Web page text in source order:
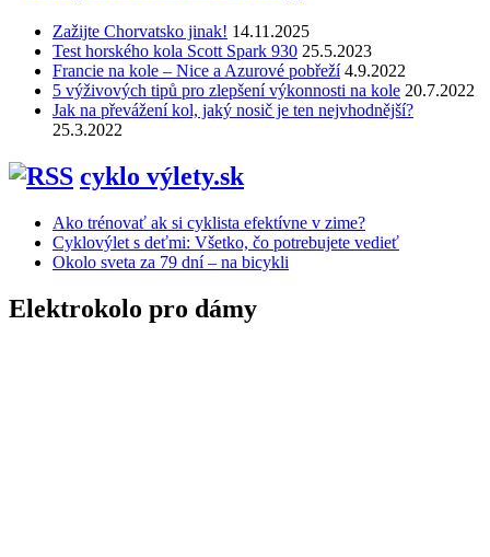
Zažijte Chorvatsko jinak! 14.11.2025
Test horského kola Scott Spark 930 25.5.2023
Francie na kole – Nice a Azurové pobřeží 4.9.2022
5 výživových tipů pro zlepšení výkonnosti na kole 20.7.2022
Jak na převážení kol, jaký nosič je ten nejvhodnější?
25.3.2022
cyklo výlety.sk
Ako trénovať ak si cyklista efektívne v zime?
Cyklovýlet s deťmi: Všetko, čo potrebujete vedieť
Okolo sveta za 79 dní – na bicykli
Elektrokolo pro dámy